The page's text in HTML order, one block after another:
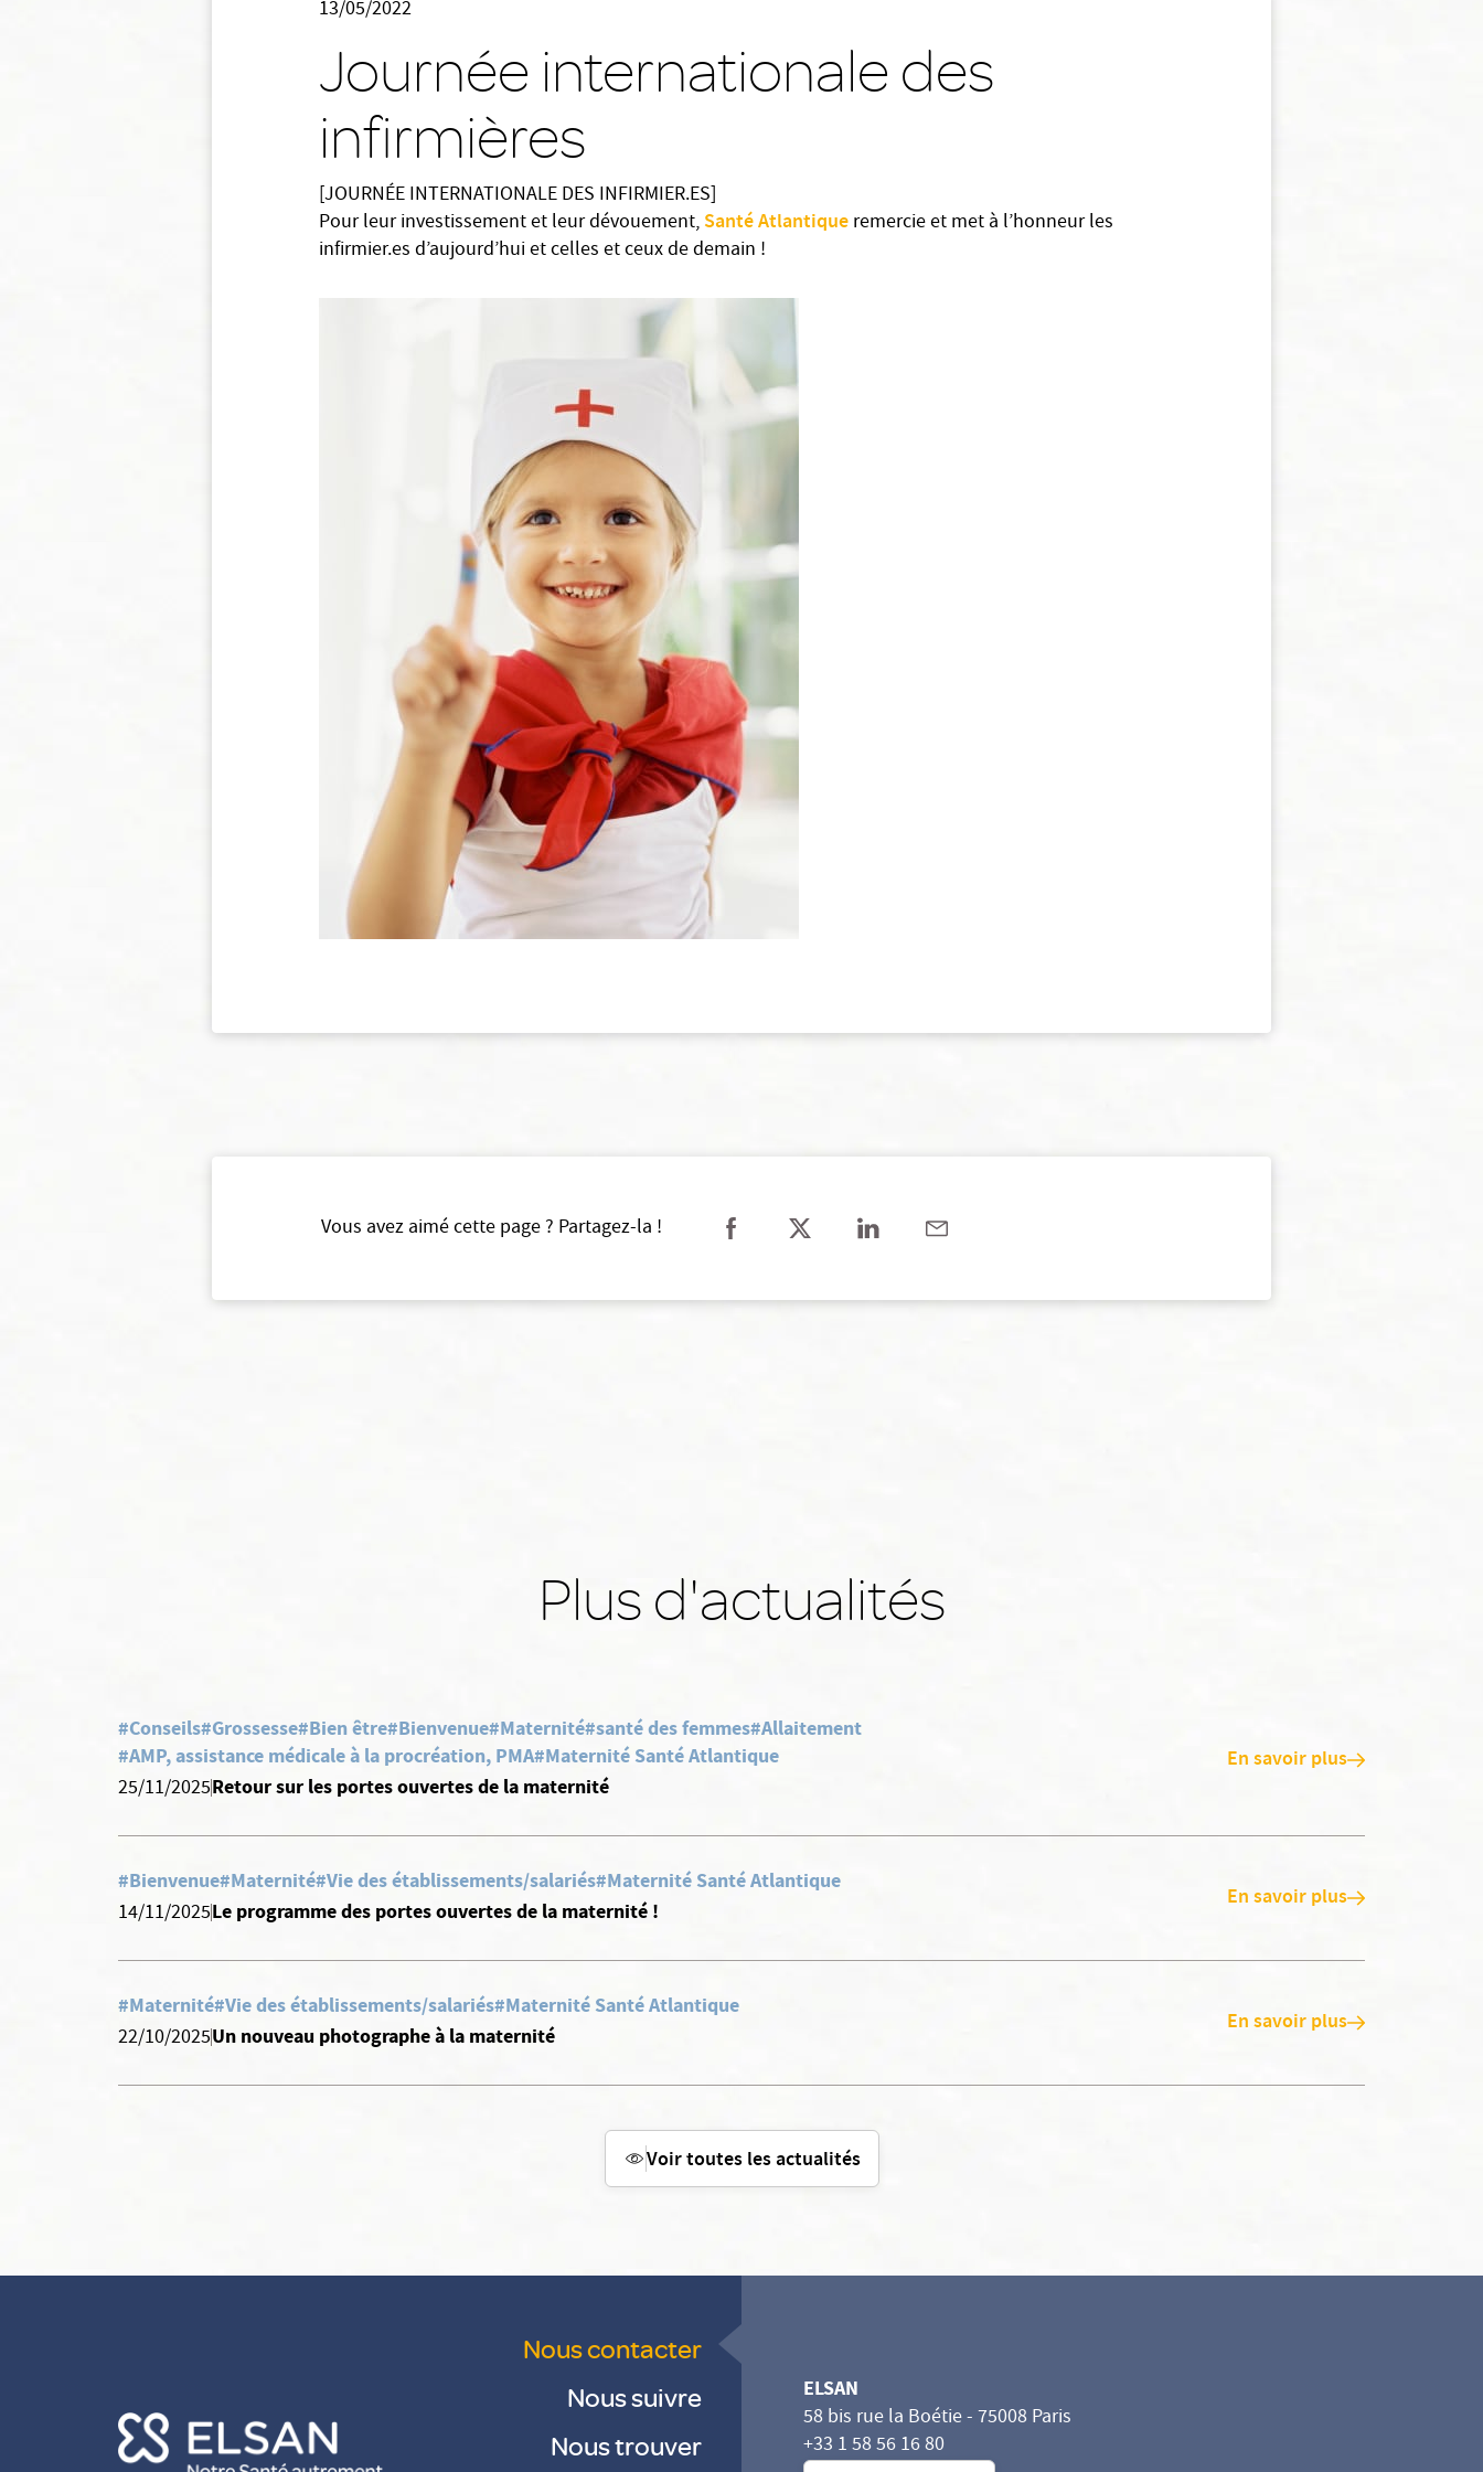
13/05/2022
Journée internationale des
infirmières
[JOURNÉE INTERNATIONALE DES INFIRMIER.ES]
Pour leur investissement et leur dévouement,Santé Atlantiqueremercie et met à l’honneur les
infirmier.es d’aujourd’hui et celles et ceux de demain !
Vous avez aimé cette page ? Partagez-la !
Plus d'actualités
#Conseils#Grossesse#Bien être#Bienvenue#Maternité#santé des femmes#Allaitement
#AMP, assistance médicale à la procréation, PMA#Maternité Santé Atlantique
25/11/2025Retour sur les portes ouvertes de la maternité
En savoir plus
#Bienvenue#Maternité#Vie des établissements/salariés#Maternité Santé Atlantique
14/11/2025Le programme des portes ouvertes de la maternité ! En savoir plus
#Maternité#Vie des établissements/salariés#Maternité Santé Atlantique
22/10/2025Un nouveau photographe à la maternité En savoir plus
Voir toutes les actualités
Nous contacter
Nous suivre
Nous trouver
ELSAN
58 bis rue la Boétie - 75008 Paris
+33 1 58 56 16 80